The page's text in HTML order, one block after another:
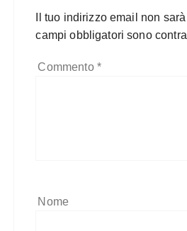
Il tuo indirizzo email non
campi obbligatori sono
Commento *
Nome